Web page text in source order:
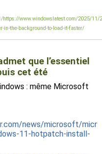
www.windowslatest.com/2025/11/
in-the-background-to-load-it-faster/
que l’essentiel
cet été
: même Microsoft
news/microsoft/
11-hotpatch-install-